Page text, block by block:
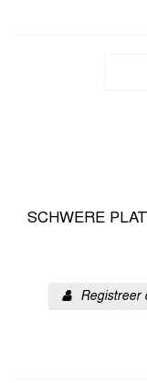
SCHWERE
Registreer